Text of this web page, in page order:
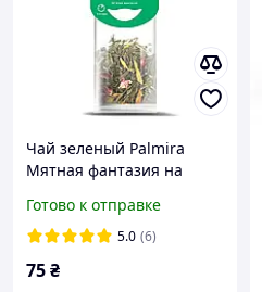
Чай зеленый Palmira
Мятная фантазия на
Готово к отправке
5.0 (6)
75₴